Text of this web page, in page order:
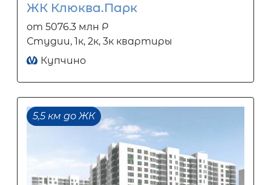
ЖК Клюква.Парк
от 5076.3 млн Р
Студии, 1к, 2к, 3к квартиры
Купчино
5,5 км до ЖК